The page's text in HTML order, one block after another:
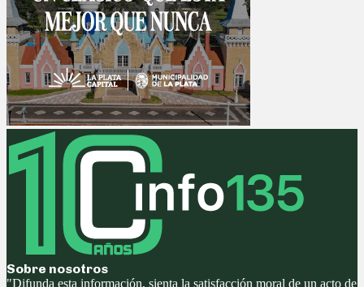
Sobre nosotros
"Difunda esta información, sienta la satisfacción moral de un acto de